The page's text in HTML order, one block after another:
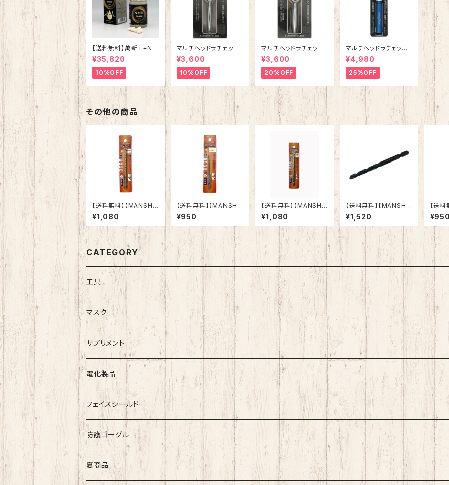
【送料無料】萬新 L+NM
N 20000 サプリメント
コエンザイムQ10 ヒフ
ワンステムなど美容成
分配合 国内製造 日本
産 送料無料 安心 安全
¥35,820
10%OFF
マルチヘッドラチェット
MRS-1【ソケット用】
¥3,600
10%OFF
マルチヘッドラチェット
ドライバー MRD-1【ビ
ット用】
¥3,600
20%OFF
マルチヘッドラチェット
伸縮タイプ MRS-1H
【ソケット用】
¥4,980
25%OFF
その他の商品
【送料無料】【MANSHI
N】コンクリートドリル
ドリマル 5.3mm 六
角軸 陶器タイル 木
材 ブロック モルタル
インパクトドライバ
ー 電動ドリル 多用
途ビット クロスシンニ
ング加工 切れ味抜
群 作業効率向上
¥1,080
【送料無料】【MANSHI
N】コンクリートドリル
ドリマル 3.0mm 六
角軸 陶器タイル 木
材 ブロック モルタル
インパクトドライバ
ー 電動ドリル 多用
途ビット クロスシンニ
ング加工 切れ味抜
群 作業効率向上
¥950
【送料無料】【MANSHI
N】コンクリートドリル
ドリマル 6.5mm 六
角軸 陶器タイル 木
材 ブロック モルタル
インパクトドライバ
ー 電動ドリル 多用
途ビット クロスシンニ
ング加工 切れ味抜
群 作業効率向上
¥1,080
【送料無料】【MANSHI
N】鉄工ドリル 六角軸
鉄・アルミ・木材（適応被
削材） インパクトドライ
バー 電動ドリル 多用途
ビット クロスシンニング
加工 作業効率向上 (7.
¥1,520
【送
N】コ
ドリ
角軸
材
イン
ー
ング
群
CATEGORY
工具
マスク
シルクマスク
シルクマスク・付属品
不織布マスク
サプリメント
電化製品
スポットクーラー
フェイスシールド
防護ゴーグル
夏商品